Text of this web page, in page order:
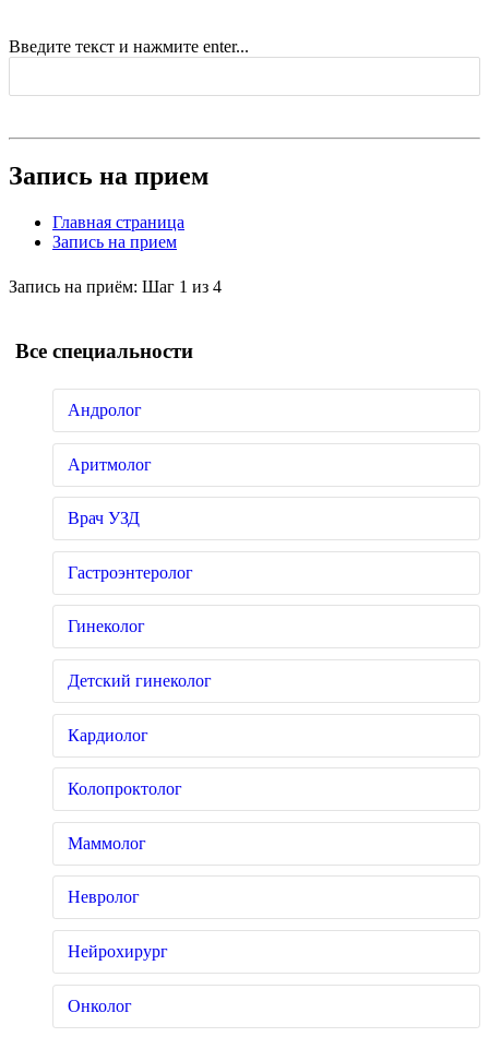
Введите текст и нажмите enter...
Запись на прием
Главная страница
Запись на прием
Запись на приём: Шаг 1 из 4
Все специальности
Андролог
Аритмолог
Врач УЗД
Гастроэнтеролог
Гинеколог
Детский гинеколог
Кардиолог
Колопроктолог
Маммолог
Невролог
Нейрохирург
Онколог